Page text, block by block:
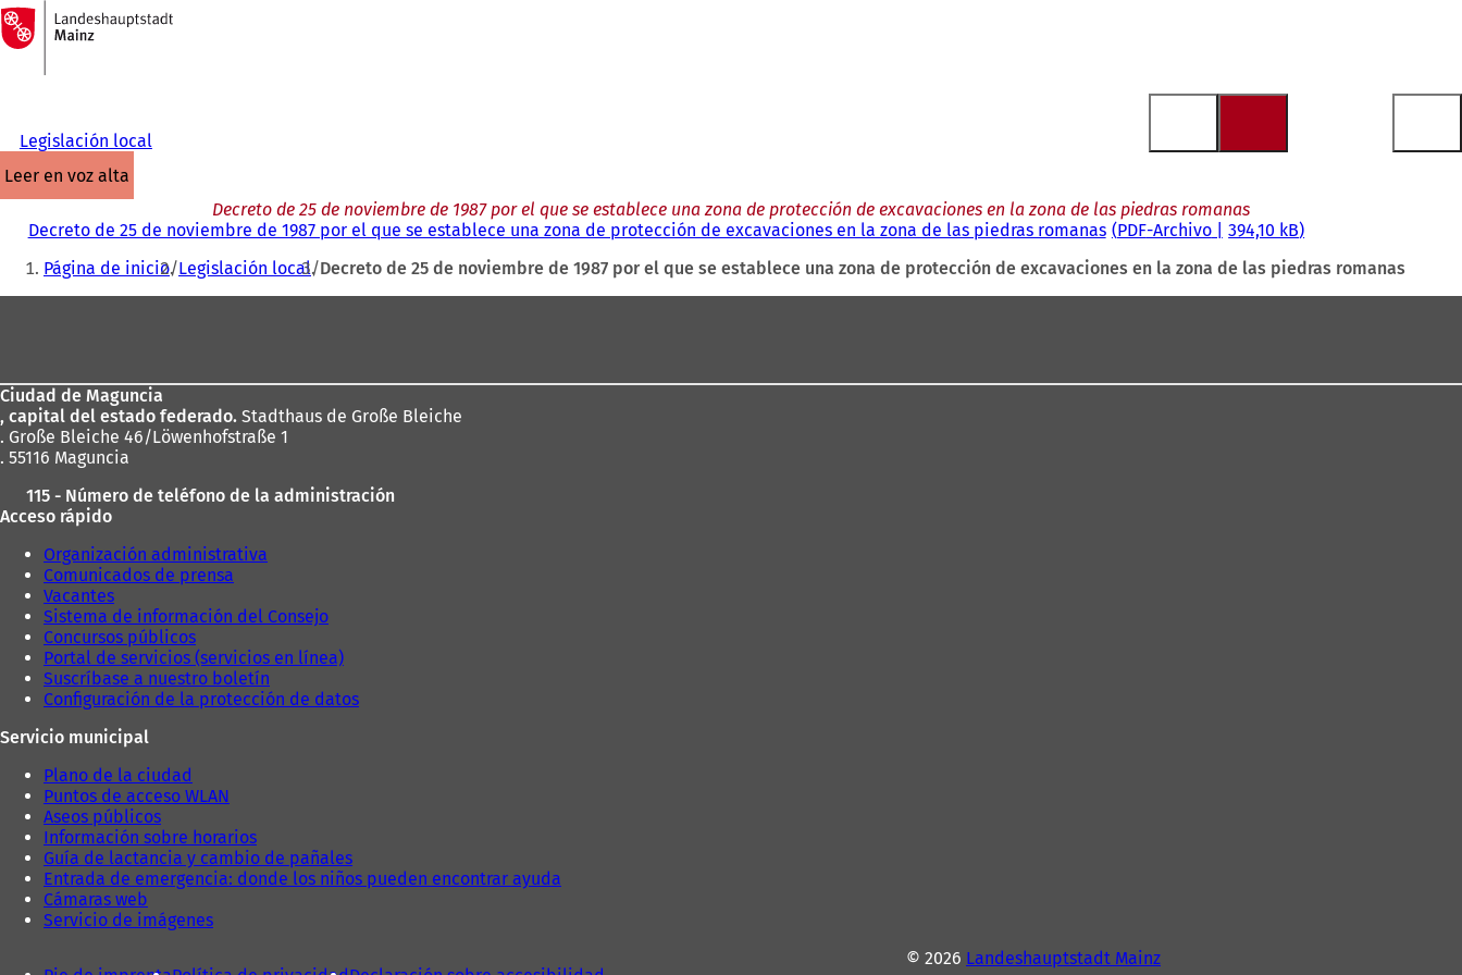
Saltar al contenido
A
la
página
Legislación local
leer en voz alta
Decreto de 25 de noviembre de 1987 por el que se establece una zona de protección de excavaciones en la zona de las piedras romanas
Decreto de 25 de noviembre de 1987 por el que se establece una zona de protección de excavaciones en la zona de las piedras romanas PDF-Archivo 394,10 kB
Estás
aquí:
Página de inicio Legislación local Decreto de 25 de noviembre de 1987 por el que se establece una zona de protección de excavaciones en la zona de las piedras romanas
pies
Ciudad de Maguncia
, capital del estado federado. Stadthaus de Große Bleiche
. Große Bleiche 46/Löwenhofstraße 1
. 55116 Maguncia
115 - Número de teléfono de la administración
Acceso rápido
Organización administrativa
Comunicados de prensa
Vacantes
Sistema de información del Consejo
Concursos públicos
Portal de servicios (servicios en línea)
Suscríbase a nuestro boletín
Configuración de la protección de datos
Servicio municipal
Plano de la ciudad
Puntos de acceso WLAN
Aseos públicos
Información sobre horarios
Guía de lactancia y cambio de pañales
Entrada de emergencia: donde los niños pueden encontrar ayuda
Cámaras web
Servicio de imágenes
© 2026 Landeshauptstadt Mainz